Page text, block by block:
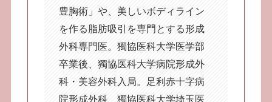
豊胸術」や、美しいボディライン
を作る脂肪吸引を専門とする形成
外科専門医。獨協医科大学医学部
卒業後、獨協医科大学病院形成外
科・美容外科入局。足利赤十字病
院形成外科、獨協医科大学埼玉医